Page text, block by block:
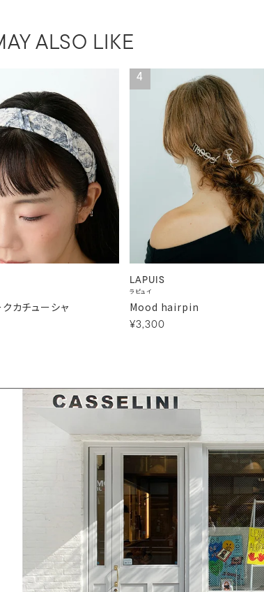
ALSO LIKE
クカチューシャ
4
LAPUIS
ラピュイ
Mood hairpin
¥3,300